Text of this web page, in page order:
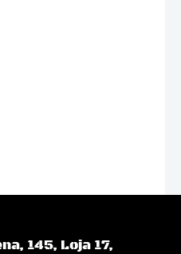
145, Loja 17,